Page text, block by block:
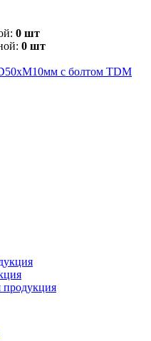
0 шт
0 шт
с болтом TDM
продукция